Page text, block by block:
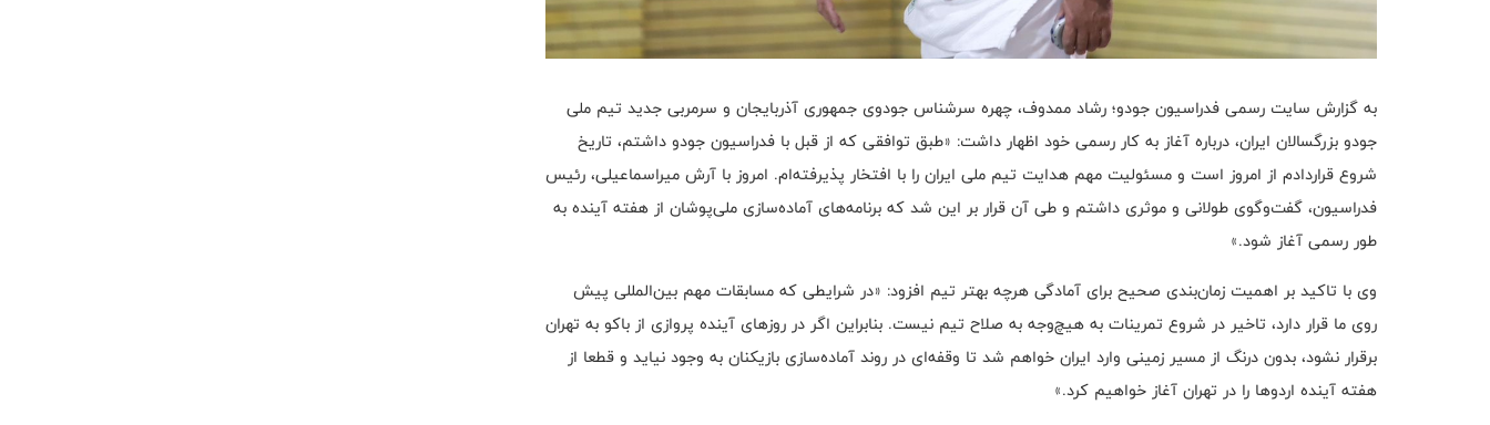
به گزارش سایت رسمی فدراسیون جودو؛ رشاد ممدوف، چهره سرشناس جودوی جمهوری آذربایجان و سرمربی جدید تیم ملی
جودو بزرگسالان ایران، درباره آغاز به کار رسمی خود اظهار داشت: «طبق توافقی که از قبل با فدراسیون جودو داشتم، تاریخ
شروع قراردادم از امروز است و مسئولیت مهم هدایت تیم ملی ایران را با افتخار پذیرفته‌ام. امروز با آرش میراسماعیلی، رئیس
فدراسیون، گفت‌وگوی طولانی و موثری داشتم و طی آن قرار بر این شد که برنامه‌های آماده‌سازی ملی‌پوشان از هفته آینده به
طور رسمی آغاز شود.»
وی با تاکید بر اهمیت زمان‌بندی صحیح برای آمادگی هرچه بهتر تیم افزود: «در شرایطی که مسابقات مهم بین‌المللی پیش
روی ما قرار دارد، تاخیر در شروع تمرینات به هیچ‌وجه به صلاح تیم نیست. بنابراین اگر در روزهای آینده پروازی از باکو به تهران
برقرار نشود، بدون درنگ از مسیر زمینی وارد ایران خواهم شد تا وقفه‌ای در روند آماده‌سازی بازیکنان به وجود نیاید و قطعا از
هفته آینده اردوها را در تهران آغاز خواهیم کرد.»